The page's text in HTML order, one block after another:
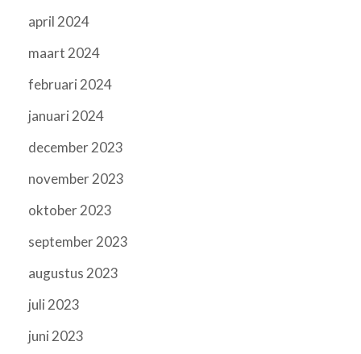
april 2024
maart 2024
februari 2024
januari 2024
december 2023
november 2023
oktober 2023
september 2023
augustus 2023
juli 2023
juni 2023